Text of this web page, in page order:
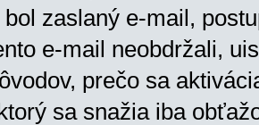
zaslaný e-mail,
e-mail neobdržali,
prečo sa
sa snažia iba